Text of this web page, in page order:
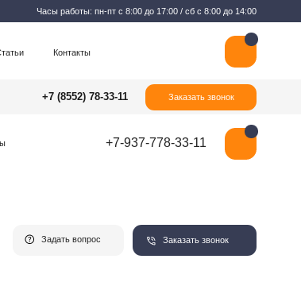
пн-пт с 8:00 до 17:00 / сб с 8:00 до 14:00